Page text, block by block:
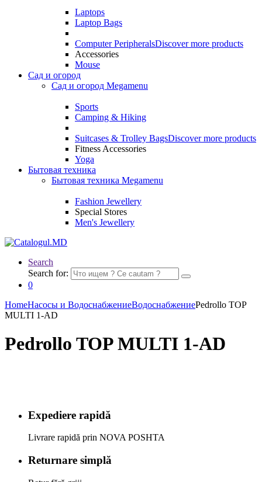
Laptops
Laptop Bags
Computer PeripheralsDiscover more products
Accessories
Mouse
Сад и огород
Сад и огород Megamenu
Sports
Camping & Hiking
Suitcases & Trolley BagsDiscover more products
Fitness Accessories
Yoga
Бытовая техника
Бытовая техника Megamenu
Fashion Jewellery
Special Stores
Men's Jewellery
Search
Search for:
0
HomeНасосы и ВодоснабжениеВодоснабжениеPedrollo TOP
MULTI 1-AD
Pedrollo TOP MULTI 1-AD
Expediere rapidă
Livrare rapidă prin NOVA POSHTA
Returnare simplă